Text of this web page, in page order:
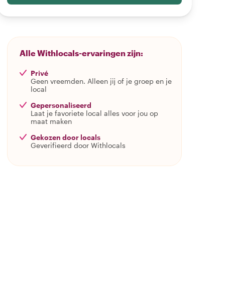
Alle Withlocals-ervaringen zijn:
Privé
Geen vreemden. Alleen jij of je groep en je
local
Gepersonaliseerd
Laat je favoriete local alles voor jou op
maat maken
Gekozen door locals
Geverifieerd door Withlocals